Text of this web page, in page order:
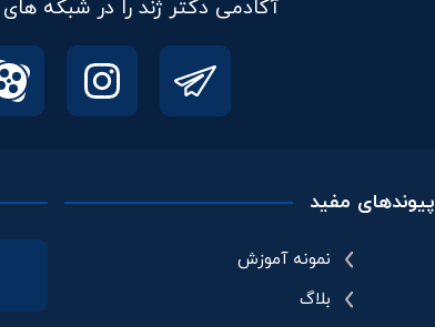
آکادمی دکتر ژند را در شبکه
پیوندهای مفید
نمونه آموزش
بلاگ